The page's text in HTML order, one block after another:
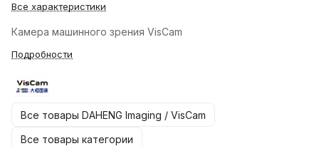
Все характеристики
Камера машинного зрения VisCam
Подробности
Все товары DAHENG Imaging / VisCam
Все товары категории